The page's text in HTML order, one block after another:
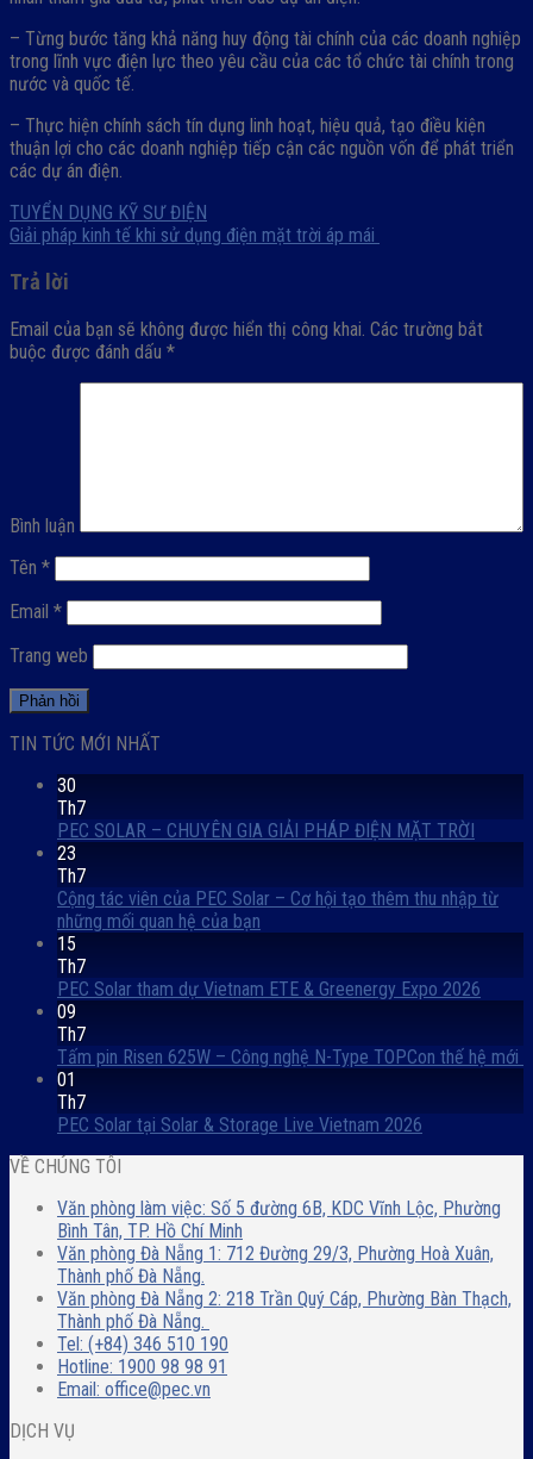
– Từng bước tăng khả năng huy động tài chính của các doanh nghiệp
trong lĩnh vực điện lực theo yêu cầu của các tổ chức tài chính trong
nước và quốc tế.
– Thực hiện chính sách tín dụng linh hoạt, hiệu quả, tạo điều kiện
thuận lợi cho các doanh nghiệp tiếp cận các nguồn vốn để phát triển
các dự án điện.
TUYỂN DỤNG KỸ SƯ ĐIỆN
Giải pháp kinh tế khi sử dụng điện mặt trời áp mái
Trả lời
Email của bạn sẽ không được hiển thị công khai. Các trường bắt
buộc được đánh dấu *
Bình luận
Tên *
Email *
Trang web
TIN TỨC MỚI NHẤT
30
Th7
PEC SOLAR – CHUYÊN GIA GIẢI PHÁP ĐIỆN MẶT TRỜI
23
Th7
Cộng tác viên của PEC Solar – Cơ hội tạo thêm thu nhập từ
những mối quan hệ của bạn
15
Th7
PEC Solar tham dự Vietnam ETE & Greenergy Expo 2026
09
Th7
Tấm pin Risen 625W – Công nghệ N-Type TOPCon thế hệ mới
01
Th7
PEC Solar tại Solar & Storage Live Vietnam 2026
VỀ CHÚNG TÔI
Văn phòng làm việc: Số 5 đường 6B, KDC Vĩnh Lộc, Phường
Bình Tân, TP. Hồ Chí Minh
Văn phòng Đà Nẵng 1: 712 Đường 29/3, Phường Hoà Xuân,
Thành phố Đà Nẵng.
Văn phòng Đà Nẵng 2: 218 Trần Quý Cáp, Phường Bàn Thạch,
Thành phố Đà Nẵng.
Tel: (+84) 346 510 190
Hotline: 1900 98 98 91
Email: office@pec.vn
DỊCH VỤ